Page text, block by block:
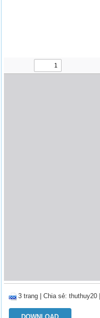
3 trang |Chia sẻ:thuthuy20